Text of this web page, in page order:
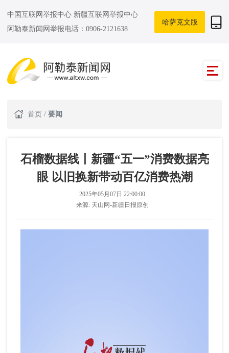
中国互联网举报中心 新疆互联网举报中心
阿勒泰新闻网举报电话：0906-2121638
哈萨克文版
首页 / 要闻
石榴数据线丨新疆“五一”消费数据亮
眼 以旧换新带动百亿消费热潮
2025年05月07日 22:00:00
来源: 天山网-新疆日报原创